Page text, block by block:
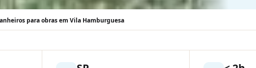
para obras em Vila Hamburguesa